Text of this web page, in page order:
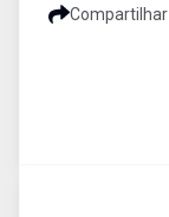
Compartilhar